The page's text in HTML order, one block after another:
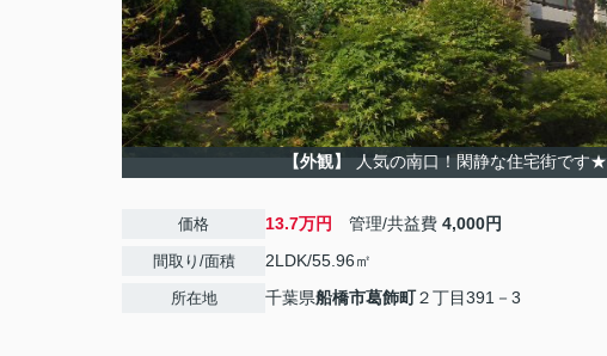
【外観】 人気の南口！閑静な住宅街です★
価格 13.7万円 管理/共益費 4,000円
間取り/面積 2LDK/55.96㎡
所在地 千葉県船橋市葛飾町２丁目391－3